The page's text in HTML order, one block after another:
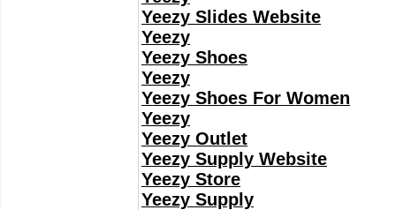
Yeezy Slides Website
Yeezy
Yeezy Shoes
Yeezy
Yeezy Shoes For Women
Yeezy
Yeezy Outlet
Yeezy Supply Website
Yeezy Store
Yeezy Supply